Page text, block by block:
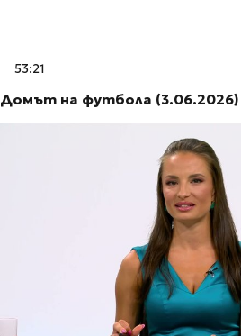
53:21
Домът на футбола (3.06.2026)